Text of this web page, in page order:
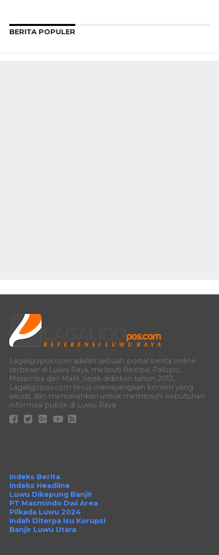
BERITA POPULER
Lagaligopos.com adalah sebuah portal berita online
terbesar di Luwu Raya, meliputi Belopa, Palopo,
Masamba dan Malili. Sejak didirikan tahun 2012,
Lagaligopos.com terus menayangkan konten yang
akurat dan mencerahkan untuk memenuhi kebutuhan
informasi publik di Luwu Raya
Indeks Berita
Indeks Headline
Luwu Dikepung Banjir
PT Masmindo Dwi Area
Pilkada Luwu 2024
Indah Diterpa Isu Korupsi
Banjir Luwu Utara